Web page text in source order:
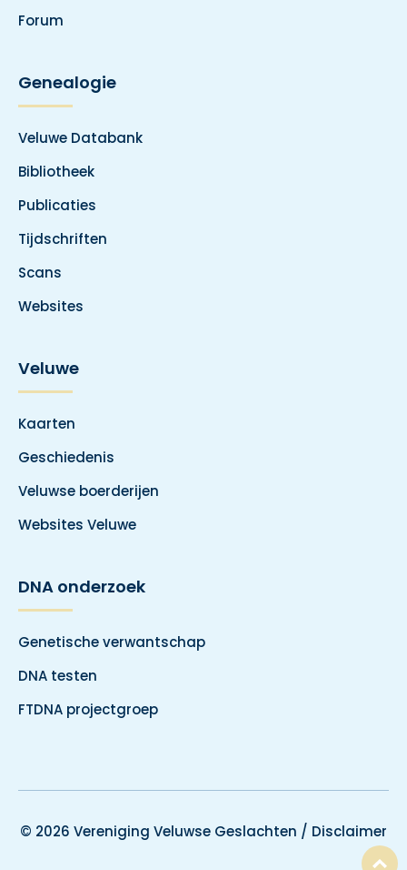
Forum
Genealogie
Veluwe Databank
Bibliotheek
Publicaties
Tijdschriften
Scans
Websites
Veluwe
Kaarten
Geschiedenis
Veluwse boerderijen
Websites Veluwe
DNA onderzoek
Genetische verwantschap
DNA testen
FTDNA projectgroep
© 2026 Vereniging Veluwse Geslachten / Disclaimer